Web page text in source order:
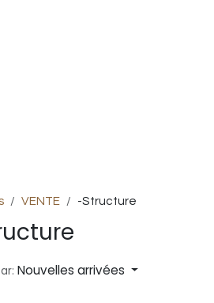
VENTE -Structure
Nouvelles arrivées